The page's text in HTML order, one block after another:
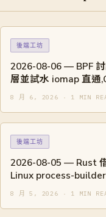
後端工坊
2026-08-06 — BPF
層並試水 iomap 直通
8 月 6, 2026 · 1 MIN
後端工坊
2026-08-05 — Rust
Linux process-
8 月 5, 2026 · 1 MIN